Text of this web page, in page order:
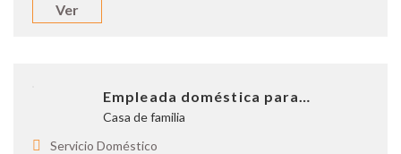
Ver
Empleada doméstica para…
Casa de familia
Servicio Doméstico